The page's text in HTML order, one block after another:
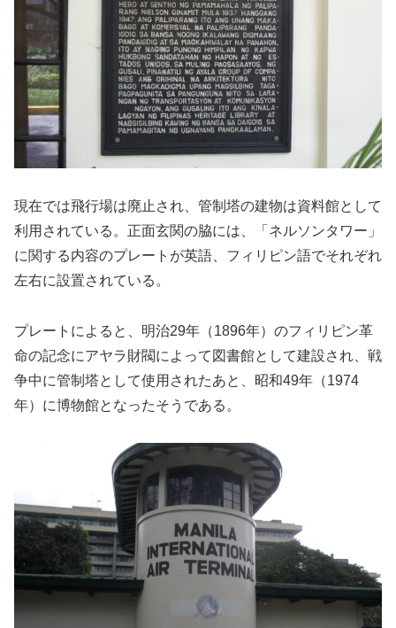
現在では飛行場は廃止され、管制塔の建物は資料館として
利用されている。正面玄関の脇には、「ネルソンタワー」
に関する内容のプレートが英語、フィリピン語でそれぞれ
左右に設置されている。
プレートによると、明治29年（1896年）のフィリピン革
命の記念にアヤラ財閥によって図書館として建設され、戦
争中に管制塔として使用されたあと、昭和49年（1974
年）に博物館となったそうである。